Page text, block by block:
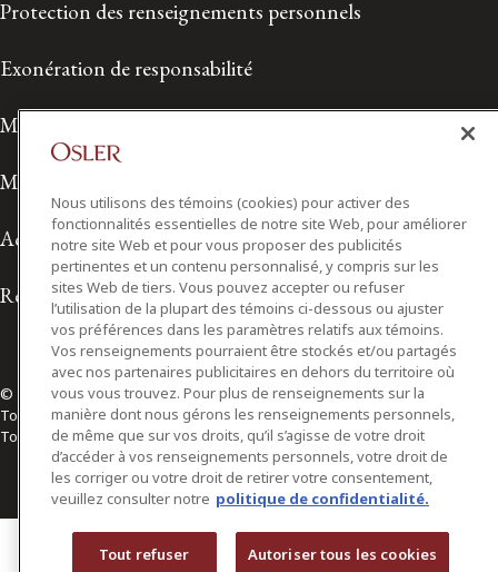
Protection des renseignements personnels
Exonération de responsabilité
Modalités de prestation de services
Modalités d'utilisation
Accessibilité
Relations avec les médias
© 2026 Osler, Hoskin & Harcourt S.E.N.C.R.L./s.r.l.
Tous droits réservés
Toronto | Montréal | Calgary | Vancouver | Ottawa | New York
Nous utilisons des témoins (cookies) pour activer des
fonctionnalités essentielles de notre site Web, pour améliorer
notre site Web et pour vous proposer des publicités
pertinentes et un contenu personnalisé, y compris sur les
sites Web de tiers. Vous pouvez accepter ou refuser
l’utilisation de la plupart des témoins ci-dessous ou ajuster
vos préférences dans les paramètres relatifs aux témoins.
Vos renseignements pourraient être stockés et/ou partagés
avec nos partenaires publicitaires en dehors du territoire où
vous vous trouvez. Pour plus de renseignements sur la
manière dont nous gérons les renseignements personnels,
de même que sur vos droits, qu’il s’agisse de votre droit
d’accéder à vos renseignements personnels, votre droit de
les corriger ou votre droit de retirer votre consentement,
veuillez consulter notre politique de confidentialité.
Tout refuser Autoriser tous les cookies